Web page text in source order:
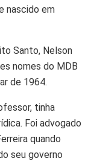
nascido em
Santo, Nelson
nomes do MDB
de 1964.
tinha
Foi advogado
quando
seu governo